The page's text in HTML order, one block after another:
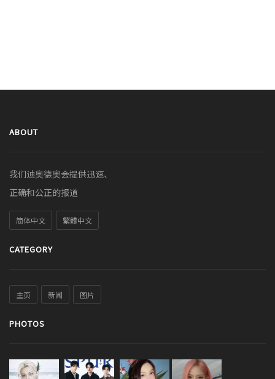
ABOUT
我们迪奥德奥会提供迅速、
正确和公正的报道
简体中文 繁體中文
CATEGORY
主页 新闻 图片
PHOTOS